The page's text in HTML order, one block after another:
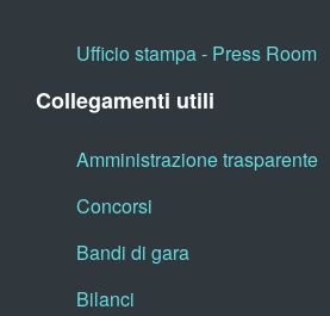
Ufficio stampa - Press Room
Collegamenti utili
Amministrazione trasparente
Concorsi
Bandi di gara
Bilanci